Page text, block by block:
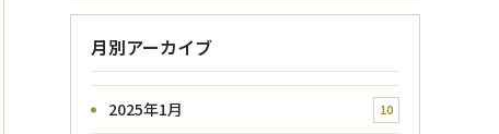
月別アーカイブ
2025年1月 10